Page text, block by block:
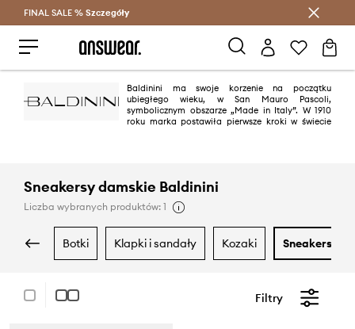
Oszczędzaj z Answear Club >
FINAL SALE % Szczegóły
Baldinini ma swoje korzenie na początku
ubiegłego wieku, w San Mauro Pascoli,
symbolicznym obszarze „Made in Italy”. W 1910
roku marka postawiła pierwsze kroki w świecie
Sneakersy damskie Baldinini
Liczba wybranych produktów: 1
botki klapki i sandały kozaki sneakersy
Filtry